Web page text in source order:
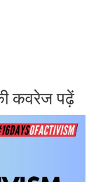
कवरेज पढ़ें